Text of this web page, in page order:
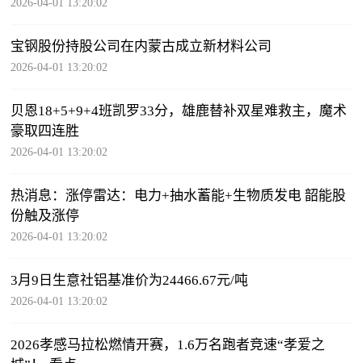
2026-04-01 13:20:02
宝钢股份持股公司在内蒙古成立新材料公司
2026-04-01 13:20:02
贝恩18+5+9+4班凯罗33分，雄鹿替补双星难救主，魔术
豪取四连胜
2026-04-01 13:20:02
热消息：涨停雷达：电力+抽水蓄能+生物质发电 韶能股
份触及涨停
2026-04-01 13:20:02
3月9日生意社铝基准价为24466.67元/吨
2026-04-01 13:20:02
2026孝感马拉松燃情开赛，1.6万名跑者竞速“孝爱之